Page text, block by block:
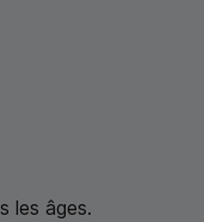
les âges.